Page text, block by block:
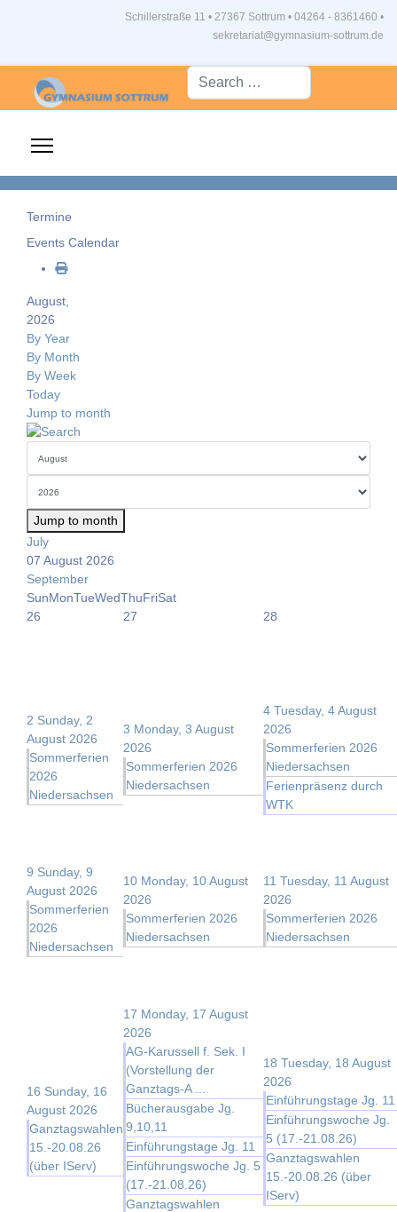
Schillerstraße 11 • 27367 Sottrum • 04264 - 8361460 •
sekretariat@gymnasium-sottrum.de
Suche...
Termine
Events Calendar
August,
2026
By Year
By Month
By Week
Today
Jump to month
Jump to month
July
07 August 2026
September
SunMonTueWedThuFriSat
26
27 28
2 Sunday, 2
August 2026
Sommerferien
2026
Niedersachsen
3 Monday, 3 August
2026
Sommerferien 2026
Niedersachsen
4 Tuesday, 4 August
2026
Sommerferien 2026
Niedersachsen
Ferienpräsenz durch
WTK
9 Sunday, 9
August 2026
Sommerferien
2026
Niedersachsen
10 Monday, 10 August
2026
Sommerferien 2026
Niedersachsen
11 Tuesday, 11 August
2026
Sommerferien 2026
Niedersachsen
16 Sunday, 16
August 2026
Ganztagswahlen
15.-20.08.26
(über IServ)
17 Monday, 17 August
2026
AG-Karussell f. Sek. I
(Vorstellung der
Ganztags-A ...
Bücherausgabe Jg.
9,10,11
Einführungstage Jg. 11
Einführungswoche Jg. 5
(17.-21.08.26)
Ganztagswahlen
18 Tuesday, 18 August
2026
Einführungstage Jg. 11
Einführungswoche Jg.
5 (17.-21.08.26)
Ganztagswahlen
15.-20.08.26 (über
IServ)